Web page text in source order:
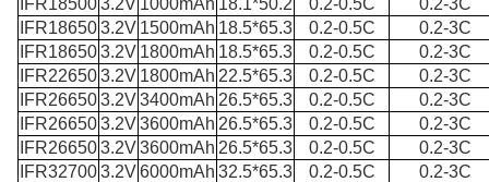
IFR185003.2V 1000mAh 18.1*50.2 0.2-0.5C
0.2-3C
IFR186503.2V 1500mAh 18.5*65.3 0.2-0.5C
0.2-3C
IFR186503.2V 1800mAh 18.5*65.3 0.2-0.5C
0.2-3C
IFR226503.2V 1800mAh 22.5*65.3 0.2-0.5C
0.2-3C
IFR266503.2V3400mAh 26.5*65.3 0.2-0.5C
0.2-3C
IFR266503.2V3600mAh 26.5*65.3 0.2-0.5C
0.2-3C
IFR266503.2V3600mAh 26.5*65.3 0.2-0.5C
0.2-3C
IFR327003.2V6000mAh 32.5*65.3 0.2-0.5C 0.2-3C